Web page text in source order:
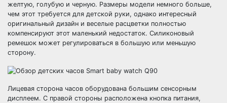
желтую, голубую и черную. Размеры модели немного больше,
чем этот требуется для детской руки, однако интересный
оригинальный дизайн и веселые расцветки полностью
компенсируют этот маленький недостаток. Силиконовый
ремешок может регулироваться в большую или меньшую
сторону.
Лицевая сторона часов оборудована большим сенсорным
дисплеем. С правой стороны расположена кнопка питания,